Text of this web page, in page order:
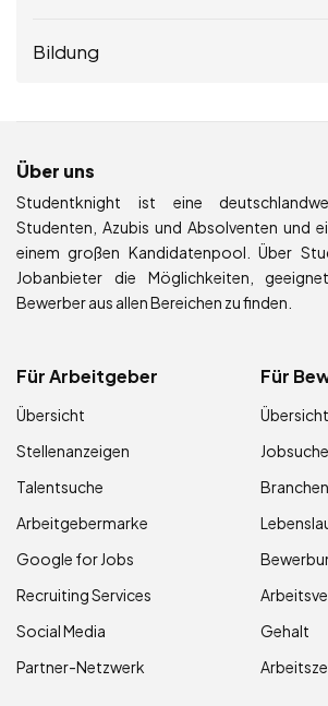
Bildung
Über uns
Studentknight ist eine
Studenten, Azubis und Absolventen und
einem großen Kandidatenpool. Über
Jobanbieter die Möglichkeiten,
Bewerber aus allen Bereichen zu finden.
Für Arbeitgeber
Übersicht
Stellenanzeigen
Talentsuche
Arbeitgebermarke
Google for Jobs
Recruiting Services
Social Media
Partner-Netzwerk
Für
Übersicht
Jobsuche
Branchen
Gehalt